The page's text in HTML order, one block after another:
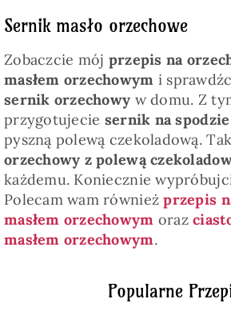
Popularne
Sernik masło orzechowe
Zobaczcie mój przepis na
masłem orzechowym i
sernik orzechowy w domu. Z
przygotujecie sernik na
pyszną polewą czekoladową.
orzechowy z polewą
każdemu. Koniecznie
Polecam wam równieżprzepis
masłem orzechowym oraz
masłem orzechowym.